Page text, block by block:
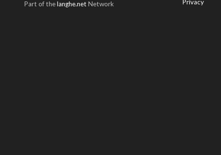
Part of thelanghe.net Network Privacy